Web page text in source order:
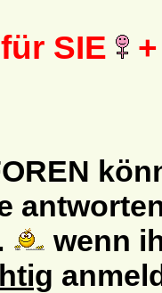
für SIE
wenn